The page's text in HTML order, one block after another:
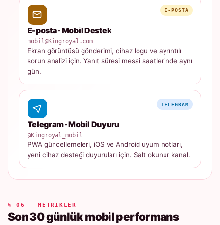
E-POSTA
E-posta · Mobil Destek
mobil@Kingroyal.com
Ekran görüntüsü gönderimi, cihaz logu ve ayrıntılı
sorun analizi için. Yanıt süresi mesai saatlerinde aynı
gün.
TELEGRAM
Telegram · Mobil Duyuru
@Kingroyal_mobil
PWA güncellemeleri, iOS ve Android uyum notları,
yeni cihaz desteği duyuruları için. Salt okunur kanal.
§ 06 — METRIKLER
Son 30 günlük mobil performans